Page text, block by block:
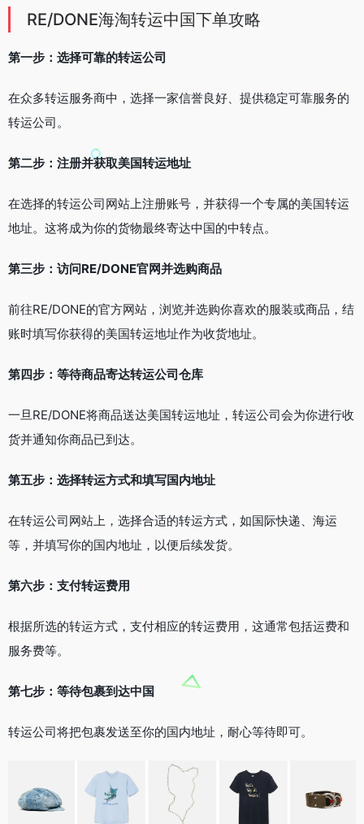
RE/DONE海淘转运中国下单攻略
第一步：选择可靠的转运公司
在众多转运服务商中，选择一家信誉良好、提供稳定可靠服务的
转运公司。
第二步：注册并获取美国转运地址
在选择的转运公司网站上注册账号，并获得一个专属的美国转运
地址。这将成为你的货物最终寄达中国的中转点。
第三步：访问RE/DONE官网并选购商品
前往RE/DONE的官方网站，浏览并选购你喜欢的服装或商品，结
账时填写你获得的美国转运地址作为收货地址。
第四步：等待商品寄达转运公司仓库
一旦RE/DONE将商品送达美国转运地址，转运公司会为你进行收
货并通知你商品已到达。
第五步：选择转运方式和填写国内地址
在转运公司网站上，选择合适的转运方式，如国际快递、海运
等，并填写你的国内地址，以便后续发货。
第六步：支付转运费用
根据所选的转运方式，支付相应的转运费用，这通常包括运费和
服务费等。
第七步：等待包裹到达中国
转运公司将把包裹发送至你的国内地址，耐心等待即可。